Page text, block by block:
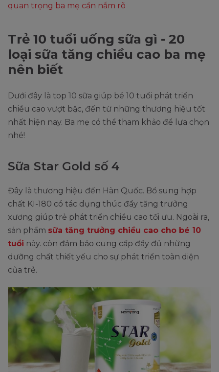
quan trọng ba mẹ cần nắm rõ
Trẻ 10 tuổi uống sữa gì - 20
loại sữa tăng chiều cao ba mẹ
nên biết
Dưới đây là top 10 sữa giúp bé 10 tuổi phát triển
chiều cao vượt bậc, đến từ những thương hiệu tốt
nhất hiện nay. Ba mẹ có thể tham khảo để lựa chọn
nhé!
Sữa Star Gold số 4
Đây là thương hiệu đến Hàn Quốc. Bổ sung hợp
chất KI-180 có tác dụng thúc đẩy tăng trưởng
xương giúp trẻ phát triển chiều cao tối ưu. Ngoài ra,
sản phẩm sữa tăng trưởng chiều cao cho bé 10
tuổi này. còn đảm bảo cung cấp đầy đủ những
dưỡng chất thiết yếu cho sự phát triển toàn diện
của trẻ.